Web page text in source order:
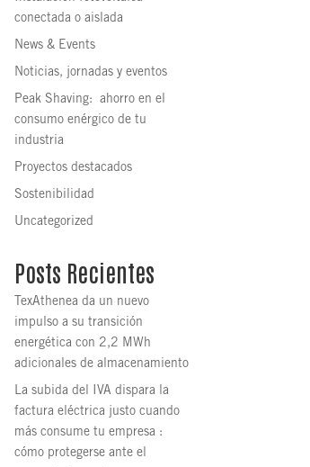
conectada o aislada
News & Events
Noticias, jornadas y eventos
Peak Shaving: ahorro en el
consumo enérgico de tu
industria
Proyectos destacados
Sostenibilidad
Uncategorized
Posts Recientes
TexAthenea da un nuevo
impulso a su transición
energética con 2,2 MWh
adicionales de almacenamiento
La subida del IVA dispara la
factura eléctrica justo cuando
más consume tu empresa :
cómo protegerse ante el